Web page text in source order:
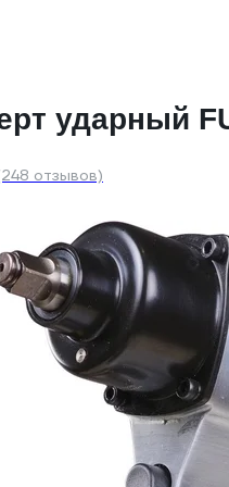
ударный
отзывов)